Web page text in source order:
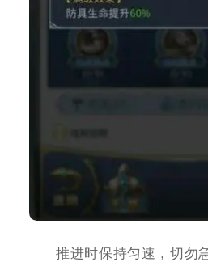
推进时保持匀速，切勿